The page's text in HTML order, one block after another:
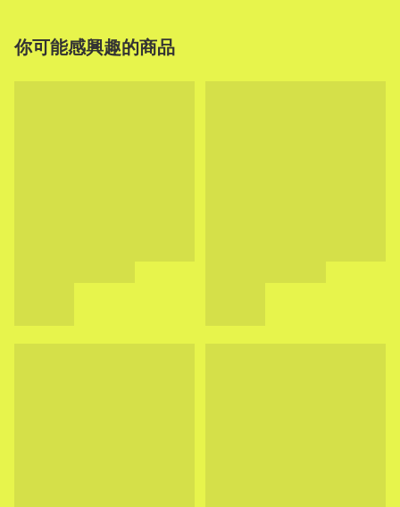
你可能感興趣的商品